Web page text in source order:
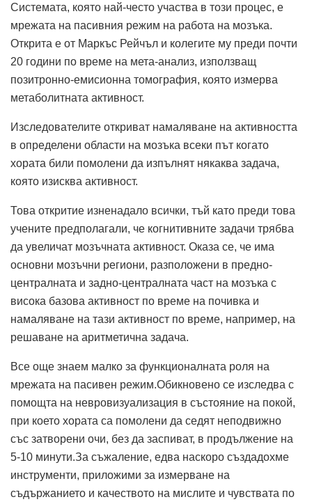
Системата, която най-често участва в този процес, е
мрежата на пасивния режим на работа на мозъка.
Открита е от Маркъс Рейчъл и колегите му преди почти
20 години по време на мета-анализ, използващ
позитронно-емисионна томография, която измерва
метаболитната активност.
Изследователите откриват намаляване на активността
в определени области на мозъка всеки път когато
хората били помолени да изпълнят някаква задача,
която изисква активност.
Това откритие изненадало всички, тъй като преди това
учените предполагали, че когнитивните задачи трябва
да увеличат мозъчната активност. Оказа се, че има
основни мозъчни региони, разположени в предно-
централната и задно-централната част на мозъка с
висока базова активност по време на почивка и
намаляване на тази активност по време, например, на
решаване на аритметична задача.
Все още знаем малко за функционалната роля на
мрежата на пасивен режим.Обикновено се изследва с
помощта на невровизуализация в състояние на покой,
при което хората са помолени да седят неподвижно
със затворени очи, без да заспиват, в продължение на
5-10 минути.За съжаление, едва наскоро създадохме
инструменти, приложими за измерване на
съдържанието и качеството на мислите и чувствата по